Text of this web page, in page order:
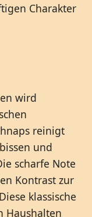
Charakter
wird
reinigt
und
scharfe Note
Kontrast zur
klassische
Haushalten